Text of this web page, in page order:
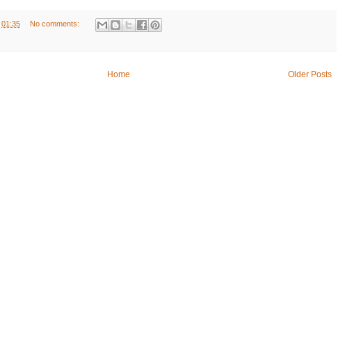
01:35 No comments:
Older Posts
Home